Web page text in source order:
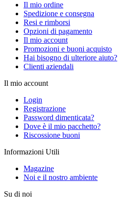
Il mio ordine
Spedizione e consegna
Resi e rimborsi
Opzioni di pagamento
Il mio account
Promozioni e buoni acquisto
Hai bisogno di ulteriore aiuto?
Clienti aziendali
Il mio account
Login
Registrazione
Password dimenticata?
Dove è il mio pacchetto?
Riscossione buoni
Informazioni Utili
Magazine
Noi e il nostro ambiente
Su di noi